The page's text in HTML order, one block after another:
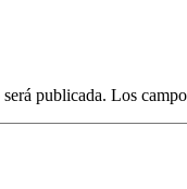
publicada. Los